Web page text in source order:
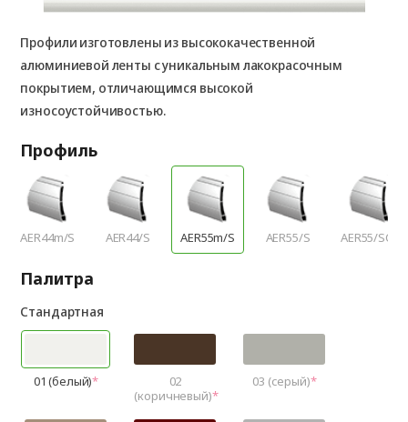
Профили изготовлены из высококачественной
алюминиевой ленты с уникальным лакокрасочным
покрытием, отличающимся высокой
износоустойчивостью.
Профиль
AER44m/S AER44/S AER55m/S AER55/S AER55/SCR
Палитра
Стандартная
01 (белый)
02
(коричневый)
03 (серый)